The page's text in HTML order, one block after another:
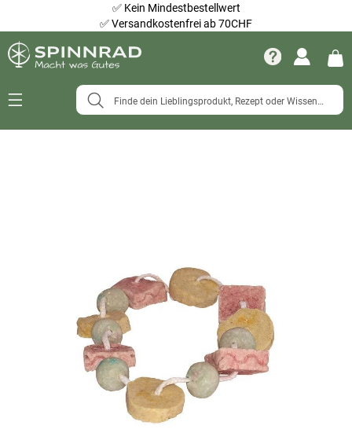
✅ Kein Mindestbestellwert
✅Versandkostenfrei ab 70CHF
Navigation